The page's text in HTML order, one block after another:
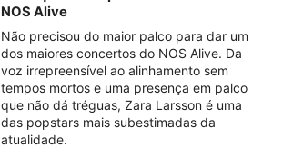
NOS Alive
Não precisou do maior palco para dar um
dos maiores concertos do NOS Alive. Da
voz irrepreensível ao alinhamento sem
tempos mortos e uma presença em palco
que não dá tréguas, Zara Larsson é uma
das popstars mais subestimadas da
atualidade.